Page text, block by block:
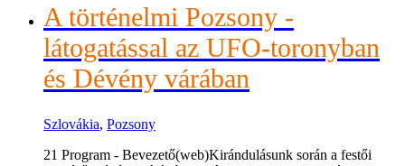
A történelmi Pozsony -
látogatással az UFO-toronyban
és Dévény várában
Szlovákia, Pozsony
21 Program - Bevezető(web)Kirándulásunk során a festői